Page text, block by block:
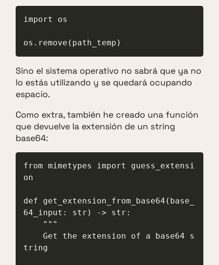
import os
os.remove(path_temp)
Sino el sistema operativo no sabrá que ya no
lo estás utilizando y se quedará ocupando
espacio.
Como extra, también he creado una función
que devuelve la extensión de un string
base64:
from mimetypes import guess_extensi
on
def get_extension_from_base64(base_
64_input: str) -> str:
tring